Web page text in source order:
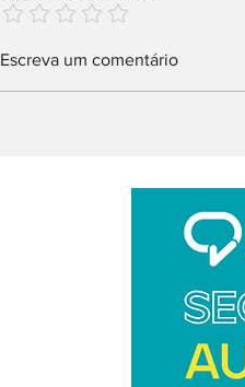
Na Fortune Global 500,
Escreva um comentário